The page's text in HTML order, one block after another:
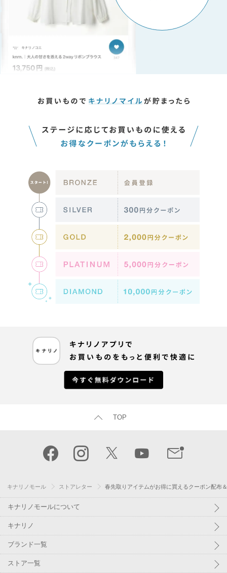
TOP
キナリノモール ストアレター 春先取りアイテムがお得に買えるクーポン配布
キナリノモールについて
キナリノ
ブランド一覧
ストア一覧